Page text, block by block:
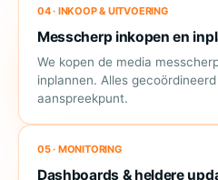
04 · INKOOP & UITVOERING
Messcherp inkopen en
We kopen de media
inplannen. Alles
aanspreekpunt.
05 · MONITORING
Dashboards & heldere